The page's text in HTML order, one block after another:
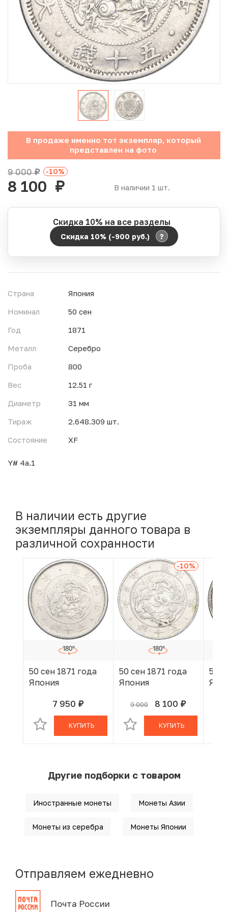
Юбилейные монеты Банка России (с 1999 года)
Памятные и инвестиционные монеты СССР и России
Иностранные монеты
Неофициальные выпуски монет (Unusual)
Античные и средневековые монеты
Наборы монет
Инвестиционные монеты
В продаже именно тот экземпляр, который
представлен на фото
В наличии 1 шт.
9 000руб. -10%
8 100 руб.
Скидка 10% на все разделы
Скидка 10% (-900 руб.) ?
Период действия акции:
11
Страна
Япония
Номинал
50 сен
Год
1871
Металл
Серебро
Проба
800
Вес
12.51 г
Диаметр
31 мм
Тираж
2.648.309 шт.
Состояние
XF
Y# 4a.1
В наличии есть другие
экземпляры данного товара в
различной сохранности
50 сен 1871 года
Япония
7 950 руб.
В КОРЗИНЕ
КУПИТЬ
-10%
50 сен 1871 года
Япония
9 000 8 100 руб.
В КОРЗИНЕ
КУПИТЬ
50
Другие подборки с товаром
Иностранные монеты Монеты Азии
Монеты из серебра Монеты Японии
Отправляем ежедневно
Почта России